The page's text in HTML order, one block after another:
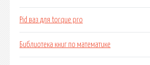
Pid ваз для torque pro
Библиотека книг по математике